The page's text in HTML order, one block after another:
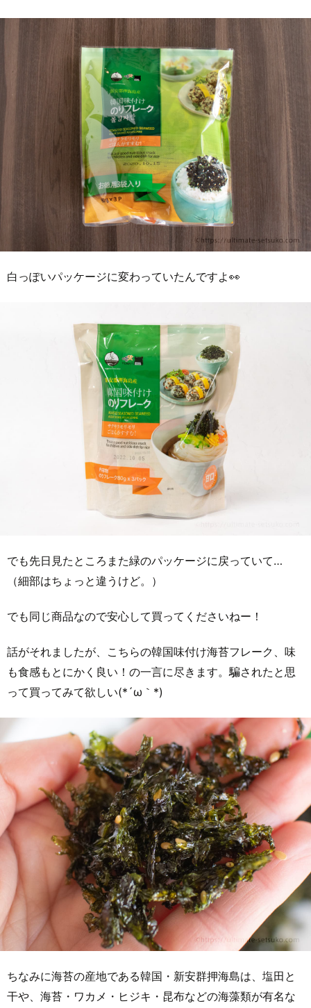
白っぽいパッケージに変わっていたんですよ👀
でも先日見たところまた緑のパッケージに戻っていて…
（細部はちょっと違うけど。）
でも同じ商品なので安心して買ってくださいねー！
話がそれましたが、こちらの韓国味付け海苔フレーク、味
も食感もとにかく良い！の一言に尽きます。騙されたと思
って買ってみて欲しい(*´ω｀*)
ちなみに海苔の産地である韓国・新安群押海島は、塩田と
干や、海苔・ワカメ・ヒジキ・昆布などの海藻類が有名な